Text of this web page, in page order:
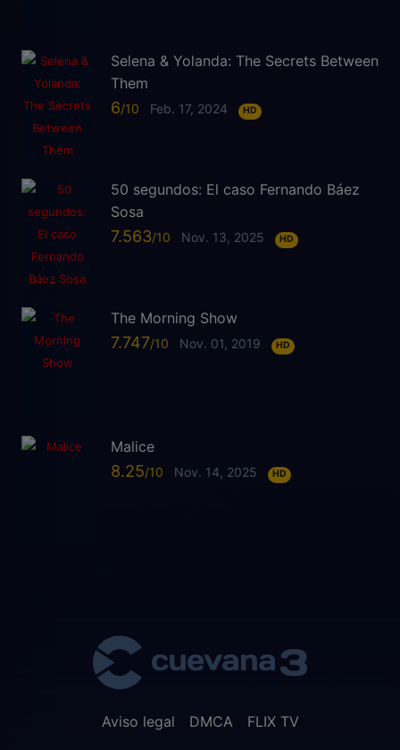
Selena & Yolanda: The Secrets Between
Them
6 Feb. 17, 2024 HD
50 segundos: El caso Fernando Báez
Sosa
7.563 Nov. 13, 2025 HD
The Morning Show
7.747 Nov. 01, 2019 HD
Malice
8.25 Nov. 14, 2025 HD
Aviso legal DMCA FLIX TV